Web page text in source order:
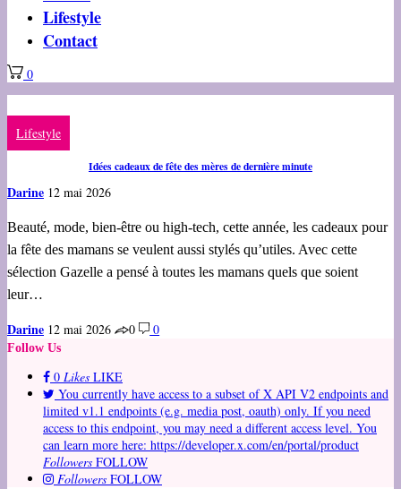
Lifestyle
Contact
0
Lifestyle
Idées cadeaux de fête des mères de dernière minute
Darine 12 mai 2026
Beauté, mode, bien-être ou high-tech, cette année, les cadeaux pour
la fête des mamans se veulent aussi stylés qu’utiles. Avec cette
sélection Gazelle a pensé à toutes les mamans quels que soient
leur…
Darine 12 mai 2026 0 0
Follow Us
0 Likes LIKE
You currently have access to a subset of X API V2 endpoints and
limited v1.1 endpoints (e.g. media post, oauth) only. If you need
access to this endpoint, you may need a different access level. You
can learn more here: https://developer.x.com/en/portal/product
Followers FOLLOW
Followers FOLLOW